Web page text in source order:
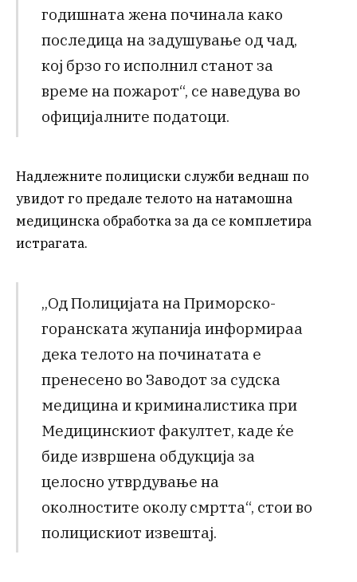
годишната жена починала како
последица на задушување од чад,
кој брзо го исполнил станот за
време на пожарот“, се наведува во
официјалните податоци.
Надлежните полициски служби веднаш по
увидот го предале телото на натамошна
медицинска обработка за да се комплетира
истрагата.
„Од Полицијата на Приморско-
горанската жупанија информираа
дека телото на починатата е
пренесено во Заводот за судска
медицина и криминалистика при
Медицинскиот факултет, каде ќе
биде извршена обдукција за
целосно утврдување на
околностите околу смртта“, стои во
полицискиот извештај.